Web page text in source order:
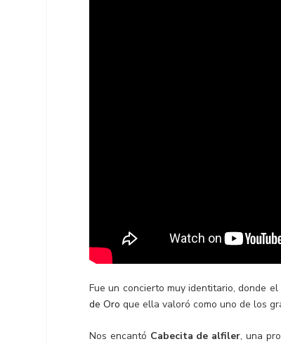
Fue un concierto muy identitario, donde
de Oro que ella valoró como uno de los
Nos encantó Cabecita de alfiler, una